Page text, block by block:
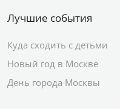
Лучшие события
Куда сходить с детьми
Новый год в Москве
День города Москвы